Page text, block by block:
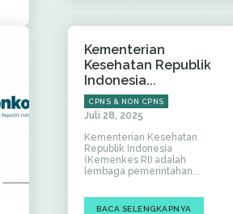
Kementerian
Kesehatan Republik
Indonesia...
CPNS & NON CPNS
Juli 28, 2025
Kementerian Kesehatan
Republik Indonesia
(Kemenkes RI) adalah
lembaga pemerintahan...
BACA SELENGKAPNYA